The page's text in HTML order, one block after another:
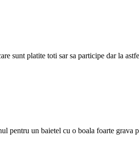
sunt platite toti sar sa participe dar la
pentru un baietel cu o boala foarte